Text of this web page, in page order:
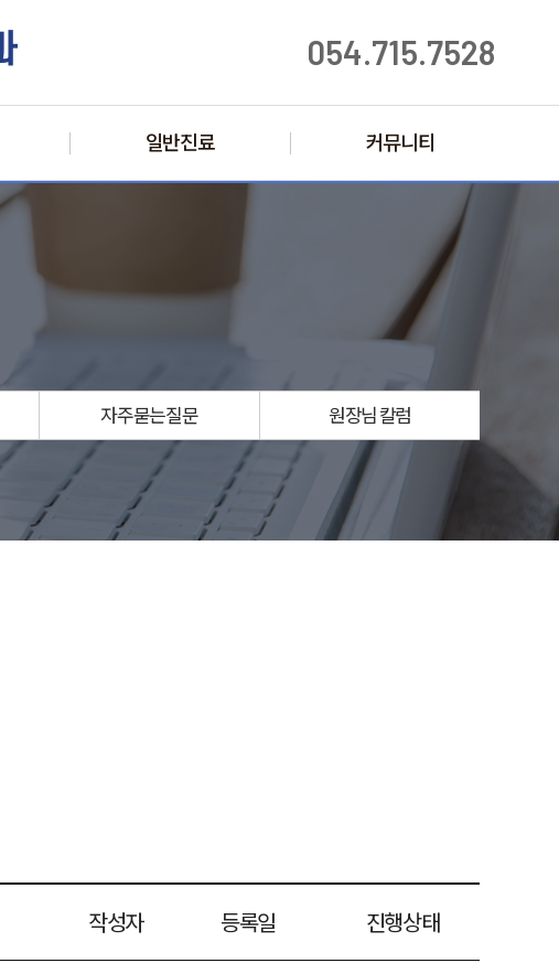
일반진료 커뮤니티
054.715.7528
자주묻는질문 원장님 칼럼
작성자 등록일 진행상태